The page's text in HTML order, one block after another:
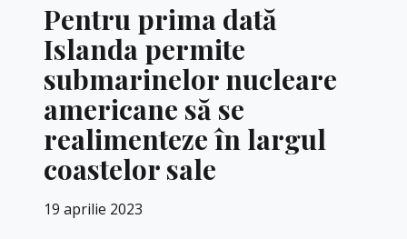
Pentru prima dată
Islanda permite
submarinelor nucleare
americane să se
realimenteze în largul
coastelor sale
19 aprilie 2023